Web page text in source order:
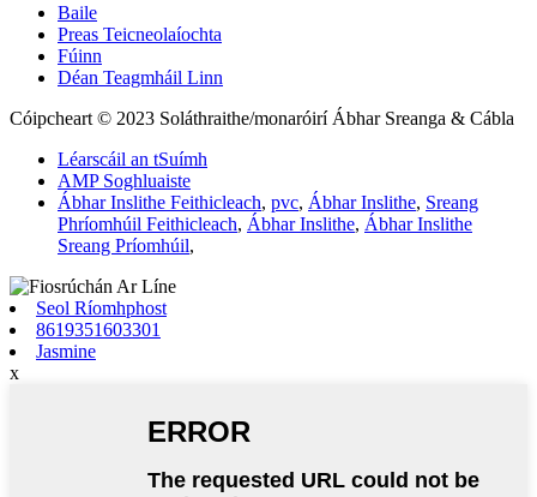
Baile
Preas Teicneolaíochta
Fúinn
Déan Teagmháil Linn
Cóipcheart © 2023 Soláthraithe/monaróirí Ábhar Sreanga & Cábla
Léarscáil an tSuímh
AMP Soghluaiste
Ábhar Inslithe Feithicleach, pvc, Ábhar Inslithe, Sreang
Phríomhúil Feithicleach, Ábhar Inslithe, Ábhar Inslithe
Sreang Príomhúil,
Seol Ríomhphost
8619351603301
Jasmine
x